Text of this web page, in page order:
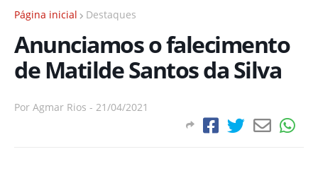
Página inicial Destaques
Anunciamos o falecimento
de Matilde Santos da Silva
Por Agmar Rios - 21/04/2021